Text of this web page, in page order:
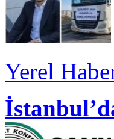
Yerel